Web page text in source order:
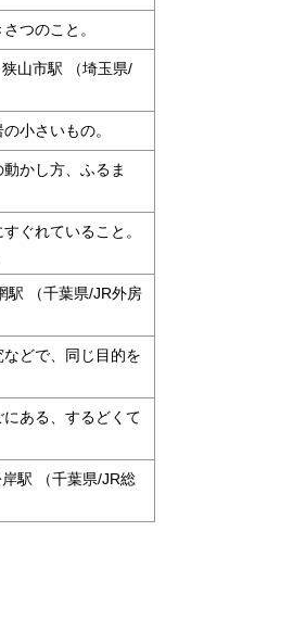
つのこと。
山市駅 （埼玉県/
小さいもの。
かし方、ふるま
ぐれていること。
（千葉県/JR外房
どで、同じ目的を
ある、するどくて
駅 （千葉県/JR総